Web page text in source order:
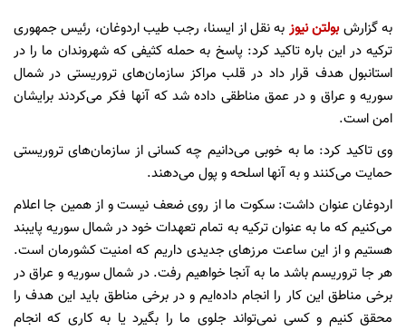
به گزارشبولتن نیوز به نقل از ایسنا، رجب طیب اردوغان، رئیس جمهوری
ترکیه در این باره تاکید کرد: پاسخ به حمله کثیفی که شهروندان ما را در
استانبول هدف قرار داد در قلب مراکز سازمان‌های تروریستی در شمال
سوریه و عراق و در عمق مناطقی داده شد که آنها فکر می‌کردند برایشان
امن است.
وی تاکید کرد: ما به خوبی می‌دانیم چه کسانی از سازمان‌های تروریستی
حمایت می‌کنند و به آنها اسلحه و پول می‌دهند.
اردوغان عنوان داشت: سکوت ما از روی ضعف نیست و از همین جا اعلام
می‌کنیم که ما به عنوان ترکیه به تمام تعهدات خود در شمال سوریه پایبند
هستیم و از این ساعت مرزهای جدیدی داریم که امنیت کشورمان است.
هر جا تروریسم باشد ما به آنجا خواهیم رفت. در شمال سوریه و عراق در
برخی مناطق این کار را انجام داده‌ایم و در برخی مناطق باید این هدف را
محقق کنیم و کسی نمی‌تواند جلوی ما را بگیرد یا به کاری که انجام